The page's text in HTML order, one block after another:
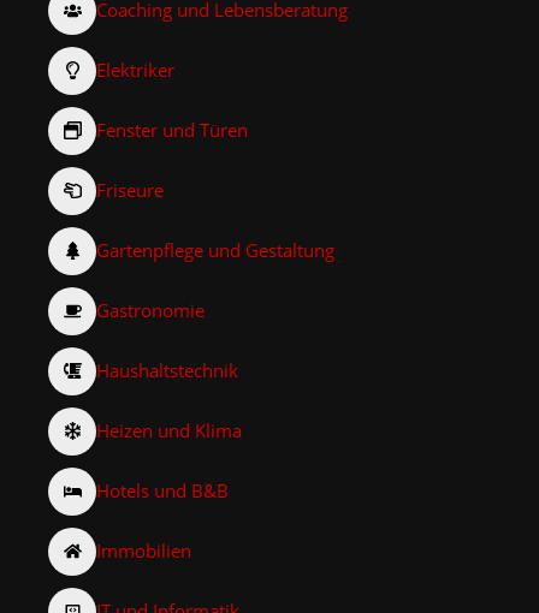
Coaching und Lebensberatung
Elektriker
Fenster und Türen
Friseure
Gartenpflege und Gestaltung
Gastronomie
Haushaltstechnik
Heizen und Klima
Hotels und B&B
Immobilien